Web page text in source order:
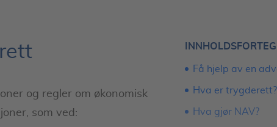
og regler om økonomisk
som ved:
Få hjelp av en
Hva er trygderett?
Hva gjør NAV?